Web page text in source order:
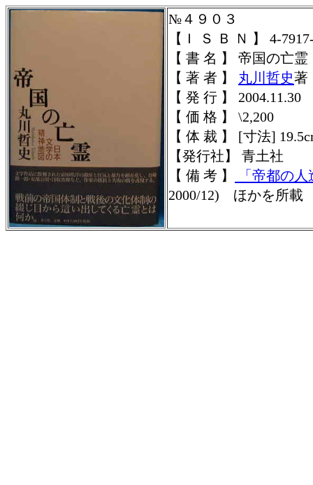
№４９０３
【Ｉ Ｓ Ｂ Ｎ 】 4-
【 書 名 】 帝国の亡
【 著 者 】 丸川哲史著
【 発 行 】 2004.11.30
【 価 格 】 \2,200
【 体 裁 】 [寸法]
【発行社】 青土社
【 備 考 】
「帝都の
2000/12) ほかを所載